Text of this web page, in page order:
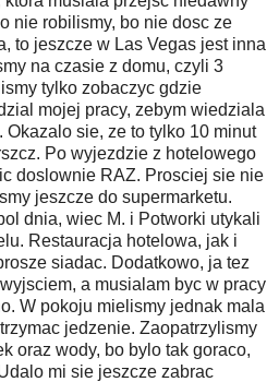
nie robilismy, bo nie dosc ze
to jeszcze w Las Vegas jest inna
na czasie z domu, czyli 3
tylko zobaczyc gdzie
mojej pracy, zebym wiedziala
sie, ze to tylko 10 minut
Po wyjezdzie z hotelowego
doslownie RAZ. Prosciej sie nie
jeszcze do supermarketu.
dnia, wiec M. i Potworki utykali
Restauracja hotelowa, jak i
siadac. Dodatkowo, ja tez
a musialam byc w pracy
W pokoju mielismy jednak mala
jedzenie. Zaopatrzylismy
oraz wody, bo bylo tak goraco,
mi sie jeszcze zabrac